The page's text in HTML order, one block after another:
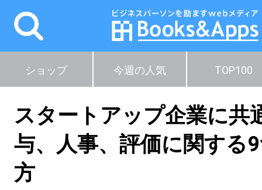
ショップ 今週の人気 TOP100
スタートアップ企業に共
与、人事、評価に関する
方